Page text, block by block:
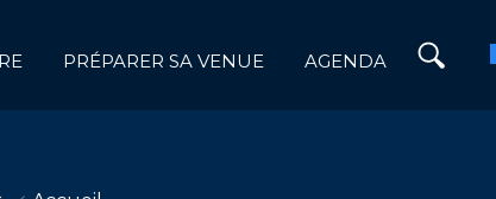
PRÉPARER SA VENUE AGENDA